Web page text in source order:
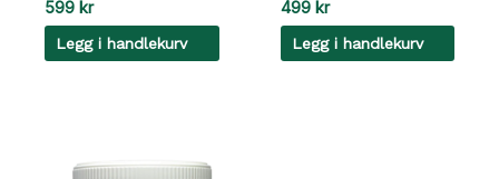
599 kr
Legg i handlekurv
499 kr
Legg i handlekurv